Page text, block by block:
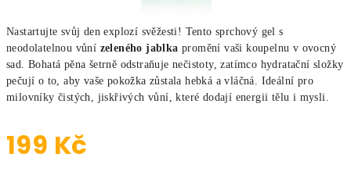
Nastartujte svůj den explozí svěžesti! Tento sprchový gel s
neodolatelnou vůní zeleného jablka promění vaši koupelnu v ovocný
sad. Bohatá pěna šetrně odstraňuje nečistoty, zatímco hydratační složky
pečují o to, aby vaše pokožka zůstala hebká a vláčná. Ideální pro
milovníky čistých, jiskřivých vůní, které dodají energii tělu i mysli.
199 Kč